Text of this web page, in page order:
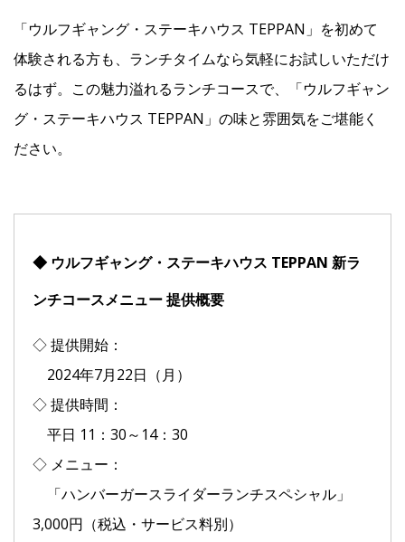
「ウルフギャング・ステーキハウス TEPPAN」を初めて
体験される方も、ランチタイムなら気軽にお試しいただけ
るはず。この魅力溢れるランチコースで、「ウルフギャン
グ・ステーキハウス TEPPAN」の味と雰囲気をご堪能く
ださい。
◆ ウルフギャング・ステーキハウス TEPPAN 新ラ
ンチコースメニュー 提供概要
◇ 提供開始：
2024年7月22日（月）
◇ 提供時間：
平日 11：30～14：30
◇ メニュー：
「ハンバーガースライダーランチスペシャル」
3,000円（税込・サービス料別）